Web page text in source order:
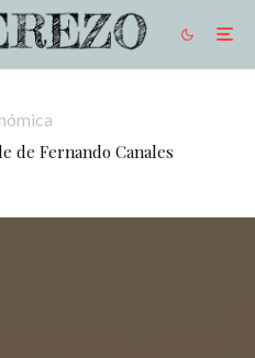
de Fernando Canales